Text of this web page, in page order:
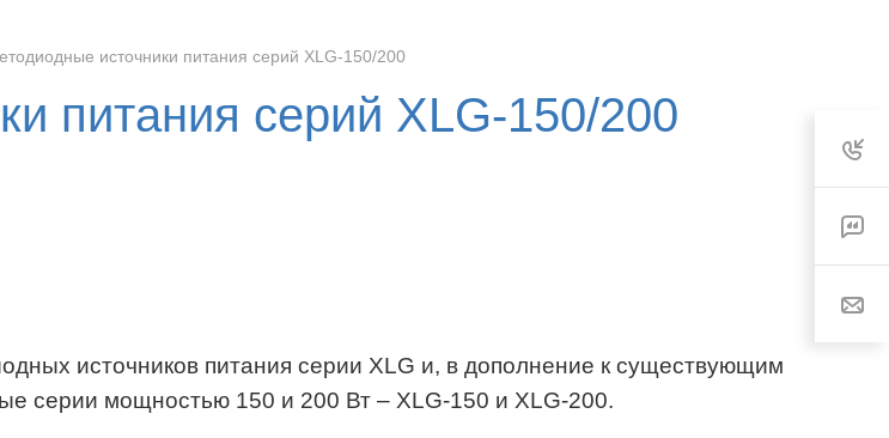
источники питания серий XLG-150/200
питания серий XLG-150/200
источников питания серии XLG и, в дополнение к существующим
серии мощностью 150 и 200 Вт – XLG-150 и XLG-200.